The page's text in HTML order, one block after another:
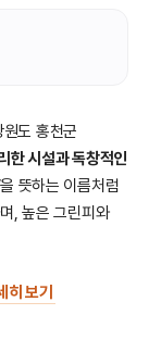
도 홍천군
한 시설과 독창적인
을 뜻하는 이름처럼
, 높은 그린피와
보기